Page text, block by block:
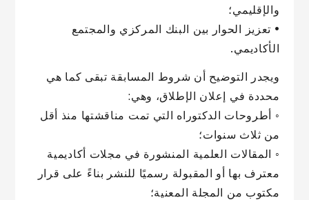
والإقليمي؛
• تعزيز الحوار بين البنك المركزي والمجتمع
الأكاديمي.
ويجدر التوضيح أن شروط المسابقة تبقى كما هي
محددة في إعلان الإطلاق، وهي:
◦ أطروحات الدكتوراه التي تمت مناقشتها منذ أقل
من ثلاث سنوات؛
◦ المقالات العلمية المنشورة في مجلات أكاديمية
معترف بها أو المقبولة رسميًا للنشر بناءً على قرار
مكتوب من المجلة المعنية؛